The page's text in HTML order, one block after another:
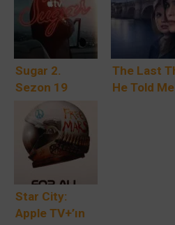
Sugar 2.
Sezon 19
Haziran’da
Apple TV+’ta:
Colin Farrell’ın
Dedektifi Yeni
Bir Gizlemle
Geri Dönüyor
The Last
He Told
Star City:
Apple TV+’ın